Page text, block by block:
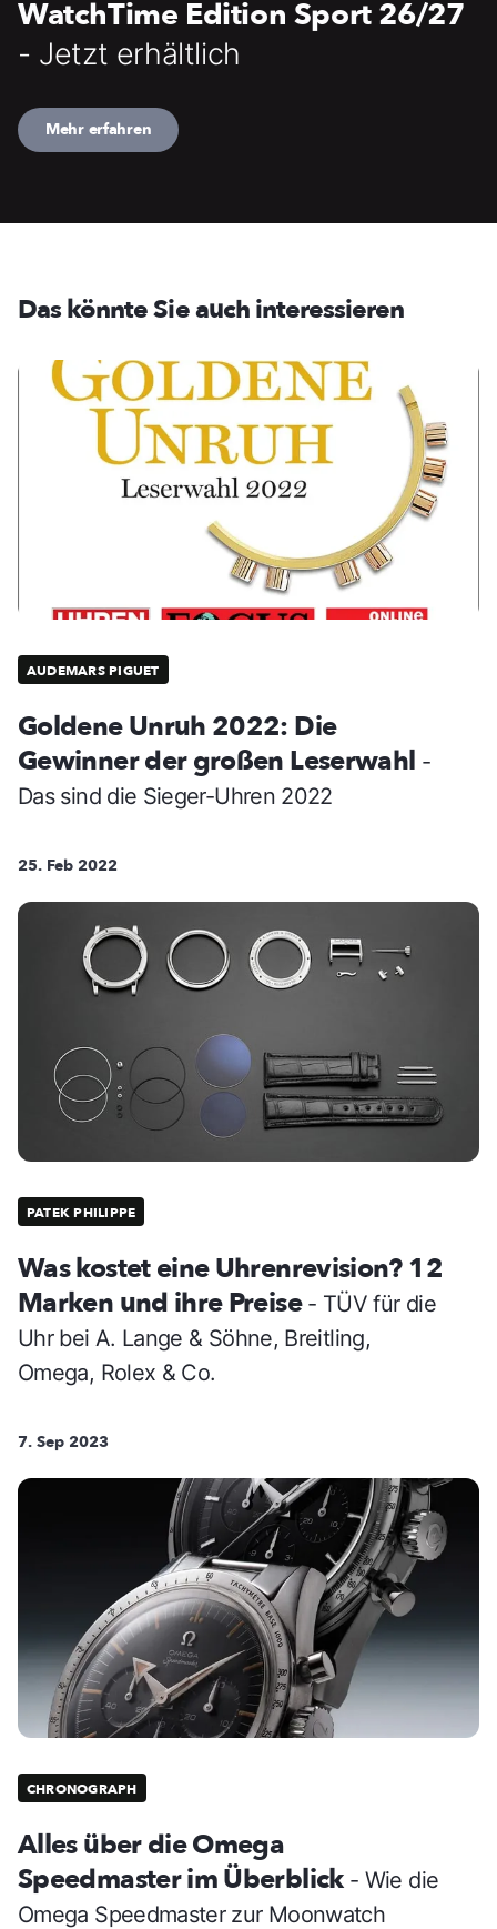
WatchTime Edition Sport 26/27
- Jetzt erhältlich
Mehr erfahren
Das könnte Sie auch interessieren
AUDEMARS PIGUET
Goldene Unruh 2022: Die
Gewinner der großen Leserwahl -
Das sind die Sieger-Uhren 2022
25. Feb 2022
PATEK PHILIPPE
Was kostet eine Uhrenrevision? 12
Marken und ihre Preise - TÜV für die
Uhr bei A. Lange & Söhne, Breitling,
Omega, Rolex & Co.
7. Sep 2023
CHRONOGRAPH
Alles über die Omega
Speedmaster im Überblick - Wie die
Omega Speedmaster zur Moonwatch